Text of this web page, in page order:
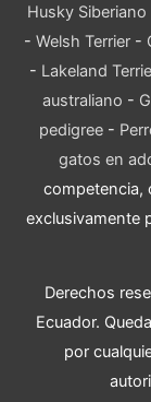
Husky Siberiano
- Welsh Terrier-
- Lakeland
australiano -
pedigree -
gatos en
competencia,
exclusivamente
Derechos
Ecuador.
por